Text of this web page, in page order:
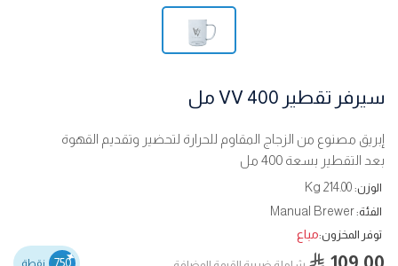
سيرفر تقطير VV 400 مل
إبريق مصنوع من الزجاج المقاوم للحرارة لتحضير وتقديم القهوة
بعد التقطير بسعة 400 مل
الوزن: 214.00 Kg
الفئة:Manual Brewer
توفر المخزون:مباع
109.00
750 نقطة